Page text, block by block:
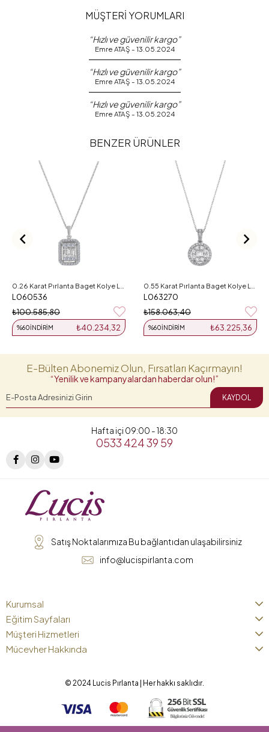
MÜŞTERİ YORUMLARI
“Hızlı ve güvenilir kargo”
Emre ATAŞ - 13.05.2024
“Hızlı ve güvenilir kargo”
Emre ATAŞ - 13.05.2024
“Hızlı ve güvenilir kargo”
Emre ATAŞ - 13.05.2024
BENZER ÜRÜNLER
L060536
₺40.234,32
%60İNDIRIM
₺100.585,80
L063270
₺63.225,36
%60İNDIRIM
₺158.063,40
E-Bülten Abonemiz Olun, Fırsatları Kaçırmayın!
“Yenilik ve kampanyalardan haberdar olun!”
KAYDOL
Hafta içi 09:00 - 18:30
0533 424 39 59
Satış Noktalarımıza Bu bağlantıdan ulaşabilirsiniz
info@lucispirlanta.com
Kurumsal
Eğitim Sayfaları
Müşteri Hizmetleri
Mücevher Hakkında
© 2024 Lucis Pırlanta | Her hakkı saklıdır.